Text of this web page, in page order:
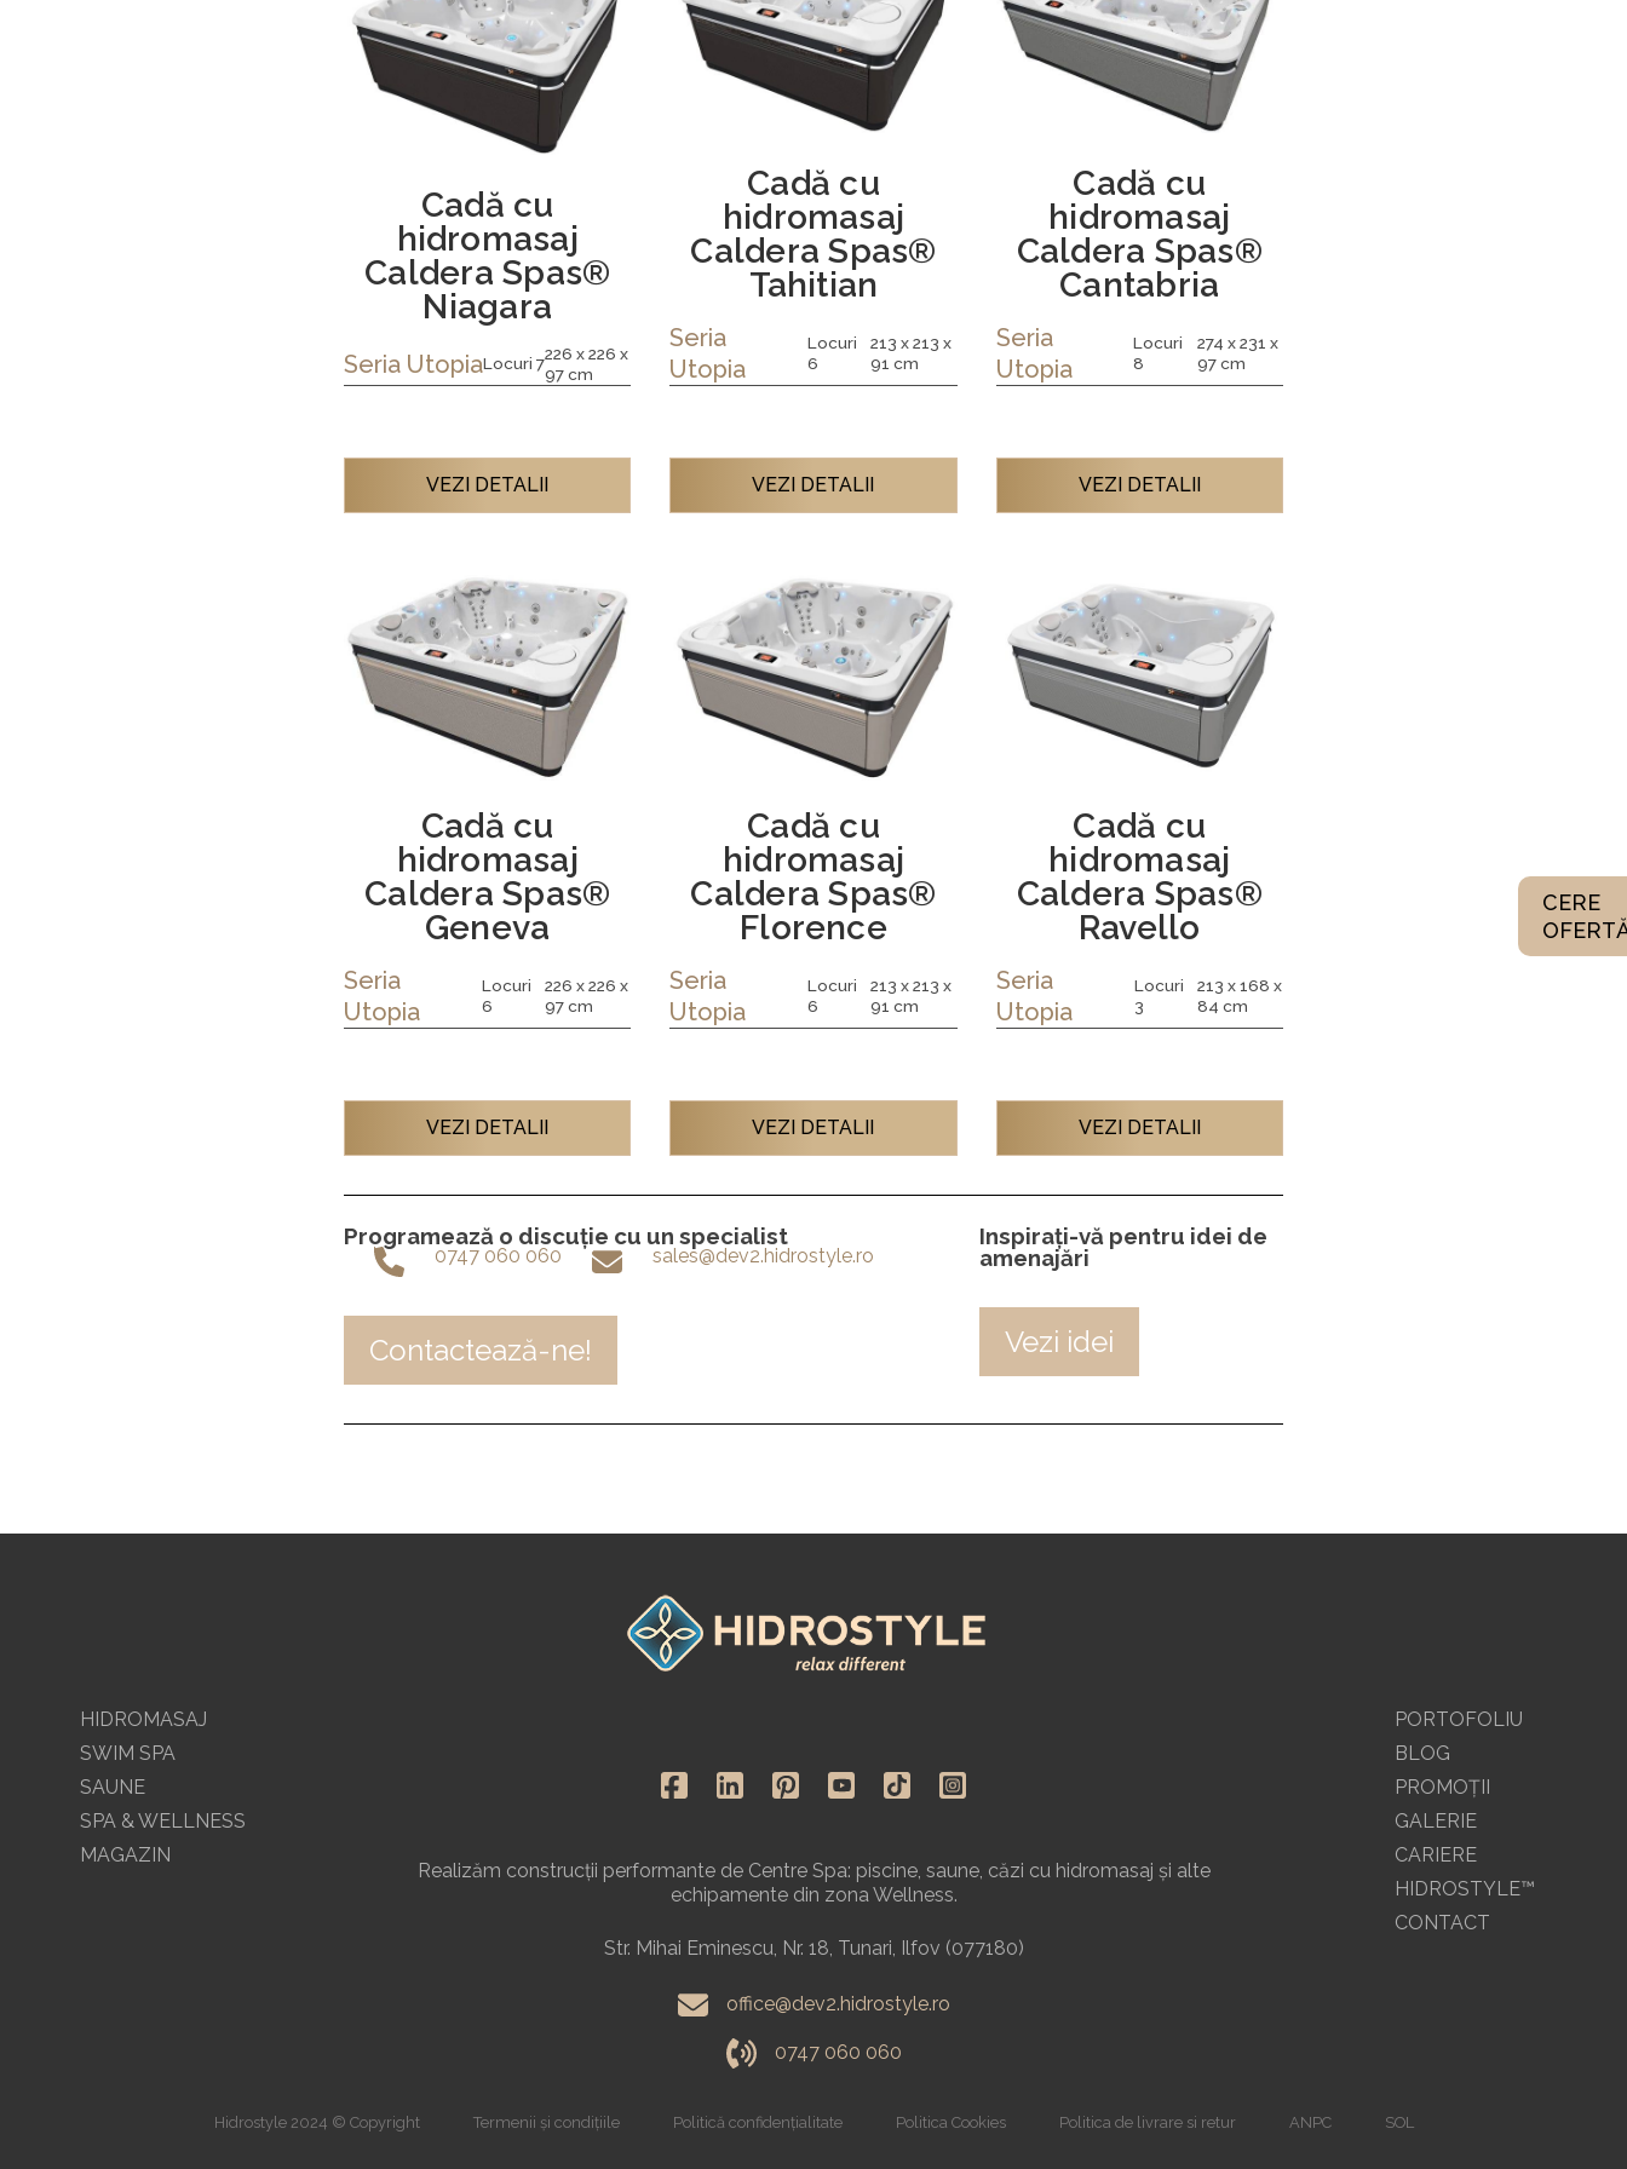
Cadă cu
hidromasaj
Caldera Spas®
Niagara
Seria UtopiaLocuri 7
226 x 226 x
97 cm
VEZI DETALII
Cadă cu
hidromasaj
Caldera Spas®
Tahitian
Seria
Utopia
Locuri
6
213 x 213 x
91 cm
VEZI DETALII
Cadă cu
hidromasaj
Caldera Spas®
Cantabria
Seria
Utopia
Locuri
8
274 x 231 x
97 cm
VEZI DETALII
Cadă cu
hidromasaj
Caldera Spas®
Geneva
Seria
Utopia
Locuri
6
226 x 226 x
97 cm
VEZI DETALII
Cadă cu
hidromasaj
Caldera Spas®
Florence
Seria
Utopia
Locuri
6
213 x 213 x
91 cm
VEZI DETALII
Cadă cu
hidromasaj
Caldera Spas®
Ravello
Seria
Utopia
Locuri
3
213 x 168 x
84 cm
VEZI DETALII
Programează o discuție cu un specialist
0747 060 060 sales@dev2.hidrostyle.ro
Contactează-ne!
Inspirați-vă pentru idei de
amenajări
Vezi idei
CERE
HIDROMASAJ
SWIM SPA
SAUNE
SPA & WELLNESS
MAGAZIN
Realizăm construcții performante de Centre Spa: piscine, saune, căzi cu hidromasaj și alte
echipamente din zona Wellness.
Str. Mihai Eminescu, Nr. 18, Tunari, Ilfov (077180)
office@dev2.hidrostyle.ro
0747 060 060
PORTOFOLIU
BLOG
PROMOŢII
GALERIE
CARIERE
HIDROSTYLE™
CONTACT
Hidrostyle 2024 © Copyright Termenii și condițiile Politică confidențialitate Politica Cookies Politica de livrare si retur ANPC SOL